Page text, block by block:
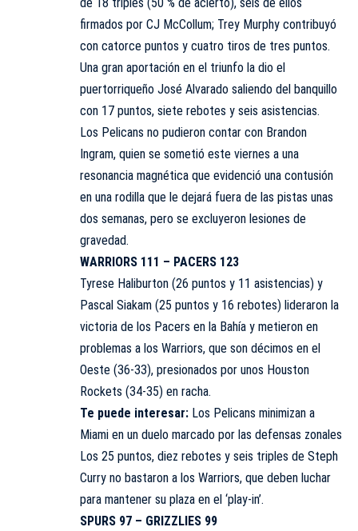
firmados por CJ McCollum; Trey Murphy contribuyó
con catorce puntos y cuatro tiros de tres puntos.
Una gran aportación en el triunfo la dio el
puertorriqueño José Alvarado saliendo del banquillo
con 17 puntos, siete rebotes y seis asistencias.
Los Pelicans no pudieron contar con Brandon
Ingram, quien se sometió este viernes a una
resonancia magnética que evidenció una contusión
en una rodilla que le dejará fuera de las pistas unas
dos semanas, pero se excluyeron lesiones de
gravedad.
WARRIORS 111 – PACERS 123
Tyrese Haliburton (26 puntos y 11 asistencias) y
Pascal Siakam (25 puntos y 16 rebotes) lideraron la
victoria de los Pacers en la Bahía y metieron en
problemas a los Warriors, que son décimos en el
Oeste (36-33), presionados por unos Houston
Rockets (34-35) en racha.
Te puede interesar: Los Pelicans minimizan a
Miami en un duelo marcado por las defensas zonales
Los 25 puntos, diez rebotes y seis triples de Steph
Curry no bastaron a los Warriors, que deben luchar
para mantener su plaza en el ‘play-in’.
SPURS 97 – GRIZZLIES 99